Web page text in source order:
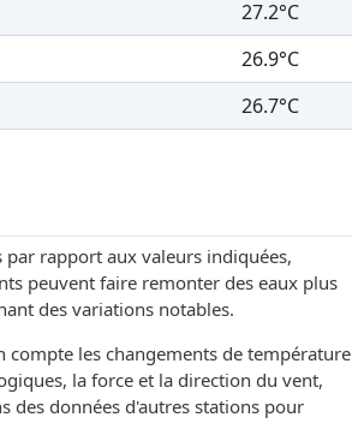
27.2°C
26.9°C
26.7°C
rapport aux valeurs indiquées,
peuvent faire remonter des eaux plus
des variations notables.
les changements de température
la force et la direction du vent,
des données d'autres stations pour